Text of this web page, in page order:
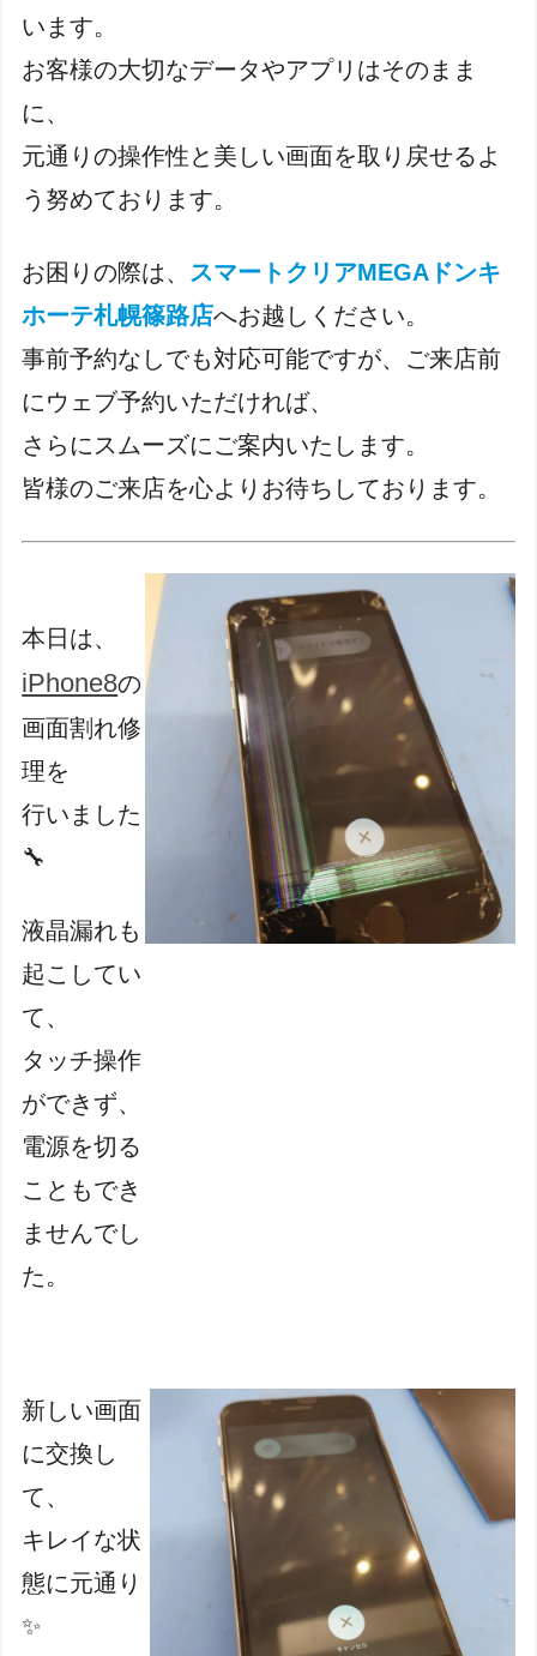
います。
お客様の大切なデータやアプリはそのまま
に、
元通りの操作性と美しい画面を取り戻せるよ
う努めております。
お困りの際は、 スマートクリアMEGAドンキ
ホーテ札幌篠路店へお越しください。
事前予約なしでも対応可能ですが、ご来店前
にウェブ予約いただければ、
さらにスムーズにご案内いたします。
皆様のご来店を心よりお待ちしております。
本日は、
iPhone8の
画面割れ修
理を
行いました
🔧
液晶漏れも
起こしてい
て、
タッチ操作
ができず、
電源を切る
こともでき
ませんでし
た。
新しい画面
に交換し
て、
キレイな状
態に元通り
✨